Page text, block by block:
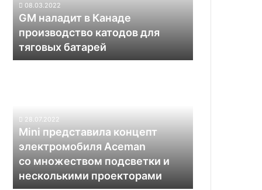
для
тяговых
батарей
08.03.2022
GM наладит в Канаде
производство катодов для
тяговых батарей
со множеством
подсветки
несколькими
проекторами
28.07.2022
Mini представила концепт
электромобиля Aceman
со множеством подсветки и
несколькими проекторами